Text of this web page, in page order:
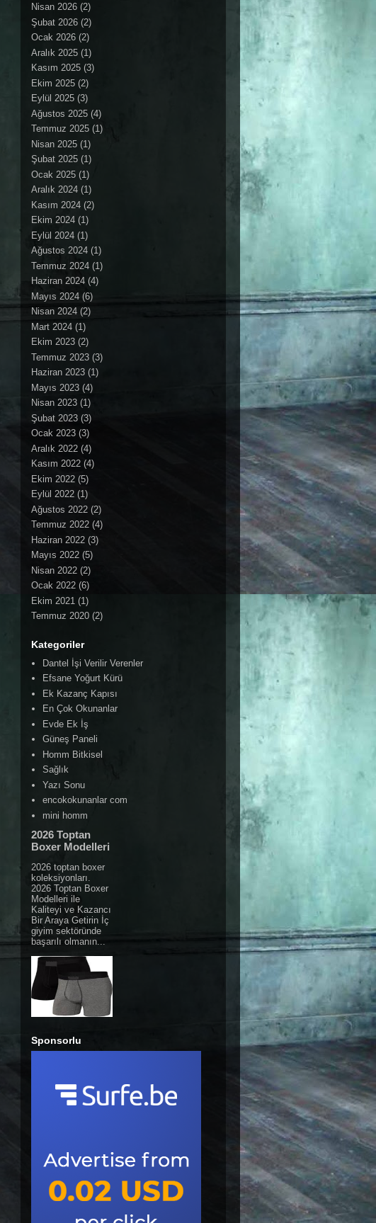
Nisan 2026 (2)
Şubat 2026 (2)
Ocak 2026 (2)
Aralık 2025 (1)
Kasım 2025 (3)
Ekim 2025 (2)
Eylül 2025 (3)
Ağustos 2025 (4)
Temmuz 2025 (1)
Nisan 2025 (1)
Şubat 2025 (1)
Ocak 2025 (1)
Aralık 2024 (1)
Kasım 2024 (2)
Ekim 2024 (1)
Eylül 2024 (1)
Ağustos 2024 (1)
Temmuz 2024 (1)
Haziran 2024 (4)
Mayıs 2024 (6)
Nisan 2024 (2)
Mart 2024 (1)
Ekim 2023 (2)
Temmuz 2023 (3)
Haziran 2023 (1)
Mayıs 2023 (4)
Nisan 2023 (1)
Şubat 2023 (3)
Ocak 2023 (3)
Aralık 2022 (4)
Kasım 2022 (4)
Ekim 2022 (5)
Eylül 2022 (1)
Ağustos 2022 (2)
Temmuz 2022 (4)
Haziran 2022 (3)
Mayıs 2022 (5)
Nisan 2022 (2)
Ocak 2022 (6)
Ekim 2021 (1)
Temmuz 2020 (2)
Kategoriler
Dantel İşi Verilir Verenler
Efsane Yoğurt Kürü
Ek Kazanç Kapısı
En Çok Okunanlar
Evde Ek İş
Güneş Paneli
Homm Bitkisel
Sağlık
Yazı Sonu
encokokunanlar com
mini homm
2026 Toptan
Boxer Modelleri
2026 toptan boxer
koleksiyonları.
2026 Toptan Boxer
Modelleri ile
Kaliteyi ve Kazancı
Bir Araya Getirin İç
giyim sektöründe
başarılı olmanın...
Sponsorlu